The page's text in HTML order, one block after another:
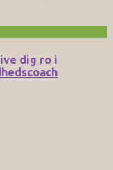
dig ro i